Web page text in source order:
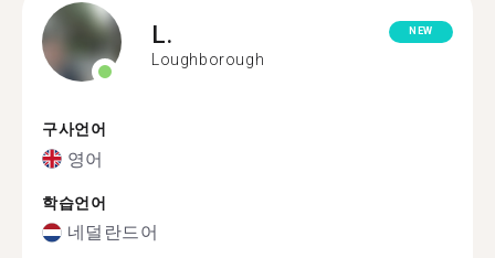
L.
Loughborough
NEW
구사언어
영어
학습언어
네덜란드어